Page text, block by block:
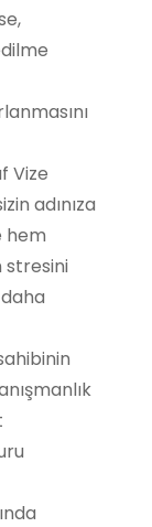
Vize
adınıza
hem
stresini